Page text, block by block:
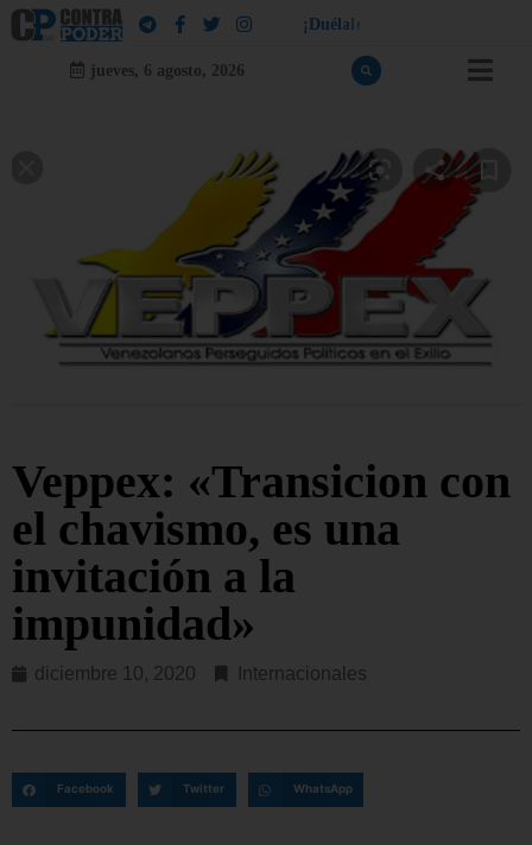
¡ Dué a e
jueves, 6 agosto, 2026
Veppex: «Transicion con
el chavismo, es una
invitación a la
impunidad»
diciembre 10, 2020 Internacionales
Facebook Twitter WhatsApp